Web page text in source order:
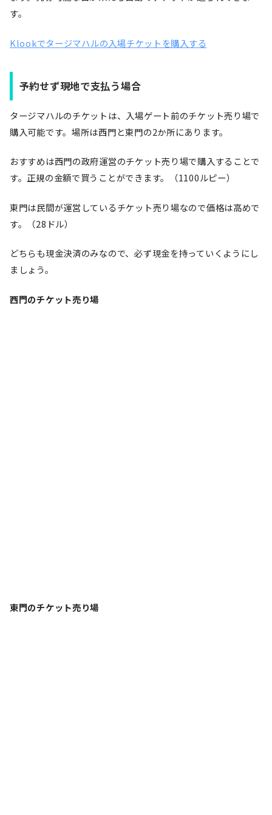
す。
Klookでタージマハルの入場チケットを購入する
予約せず現地で支払う場合
タージマハルのチケットは、入場ゲート前のチケット売り場で
購入可能です。場所は西門と東門の2か所にあります。
おすすめは西門の政府運営のチケット売り場で購入することで
す。正規の金額で買うことができます。（1100ルピー）
東門は民間が運営しているチケット売り場なので価格は高めで
す。（28ドル）
どちらも現金決済のみなので、必ず現金を持っていくようにし
ましょう。
西門のチケット売り場
東門のチケット売り場